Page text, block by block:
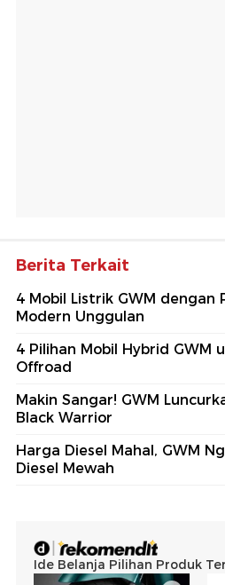
Berita Terkait
4 Mobil Listrik GWM dengan
Modern Unggulan
4 Pilihan Mobil Hybrid GWM
Offroad
Makin Sangar! GWM
Black Warrior
Harga Diesel Mahal, GWM
Diesel Mewah